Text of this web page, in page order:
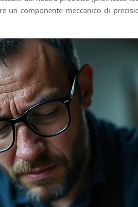
un componente meccanico di